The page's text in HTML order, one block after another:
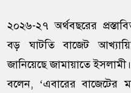
২০২৬-২৭ অর্থবছরের
বড় ঘাটতি বাজেট
জানিয়েছে জামায়াতে
বলেন, ‘এবারের বাজেটের